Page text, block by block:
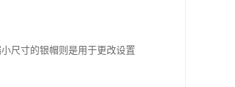
尺寸的银帽则是用于更改设置